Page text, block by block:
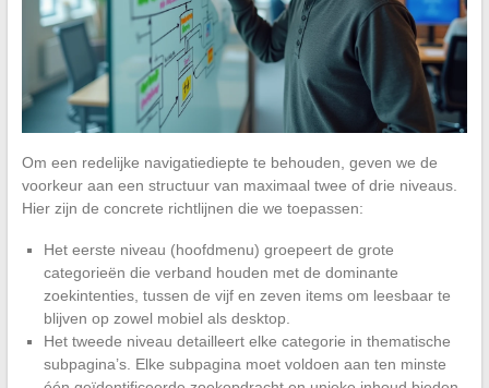
Om een redelijke navigatiediepte te behouden, geven we de
voorkeur aan een structuur van maximaal twee of drie niveaus.
Hier zijn de concrete richtlijnen die we toepassen:
Het eerste niveau (hoofdmenu) groepeert de grote
categorieën die verband houden met de dominante
zoekintenties, tussen de vijf en zeven items om leesbaar te
blijven op zowel mobiel als desktop.
Het tweede niveau detailleert elke categorie in thematische
subpagina’s. Elke subpagina moet voldoen aan ten minste